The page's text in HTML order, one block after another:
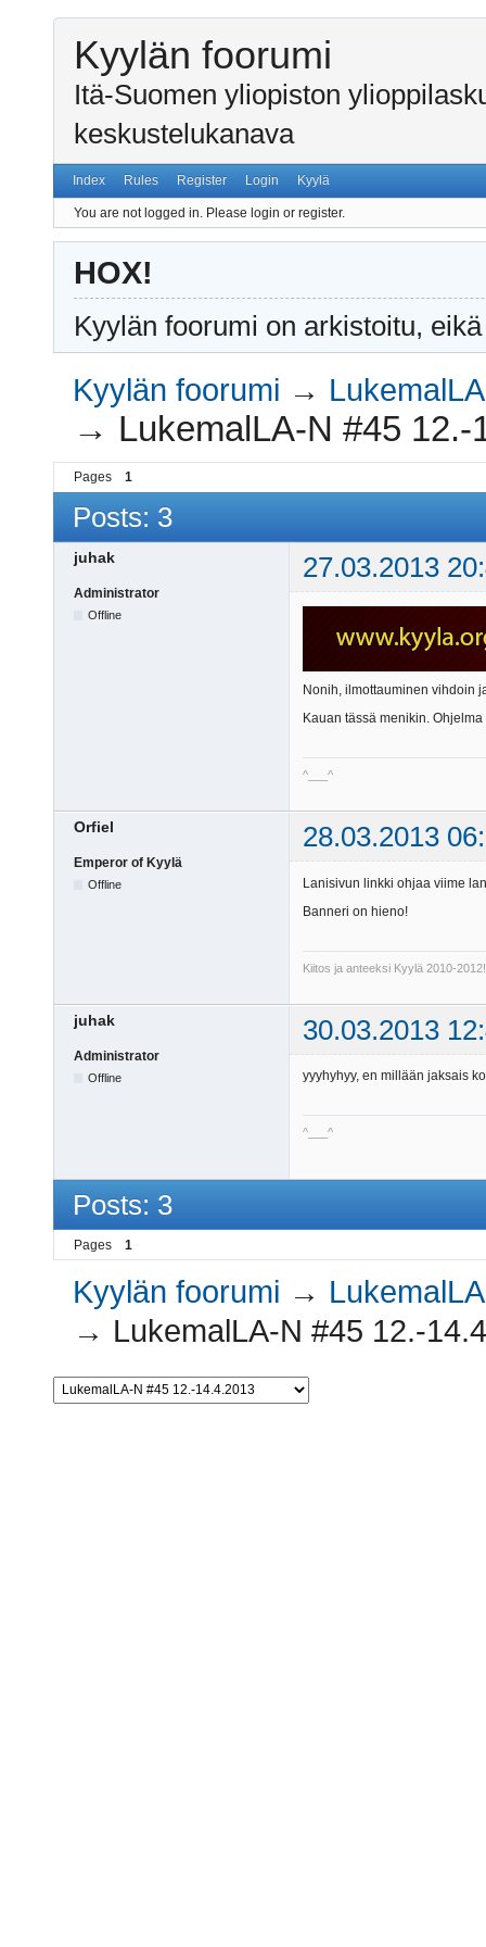
Kyylän foorumi
Itä-Suomen yliopiston
keskustelukanava
Index Rules Register Login Kyylä
You are not logged in. Please login or register.
HOX!
Kyylän foorumi on arkistoitu,
Kyylän foorumi →
→ LukemalLA-N #45 12.-
Pages 1
Posts: 3
juhak 27.03.2013
Administrator
Offline
Nonih, ilmottauminen vihdoin
Kauan tässä menikin.
^___^
Orfiel 28.03.2013
Emperor of Kyylä
Offline
Lanisivun linkki ohjaa viime
Banneri on hieno!
Kiitos ja anteeksi Kyylä 2010-
juhak 30.03.2013
Administrator
Offline yyyhyhyy, en millään jaksais
^___^
Posts: 3
Pages 1
Kyylän foorumi →
→ LukemalLA-N #45 12.-